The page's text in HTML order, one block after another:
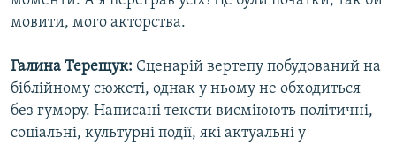
мовити, мого акторства.
Галина Терещук: Сценарій вертепу побудований на
біблійному сюжеті, однак у ньому не обходиться
без гумору. Написані тексти висміюють політичні,
соціальні, культурні події, які актуальні у